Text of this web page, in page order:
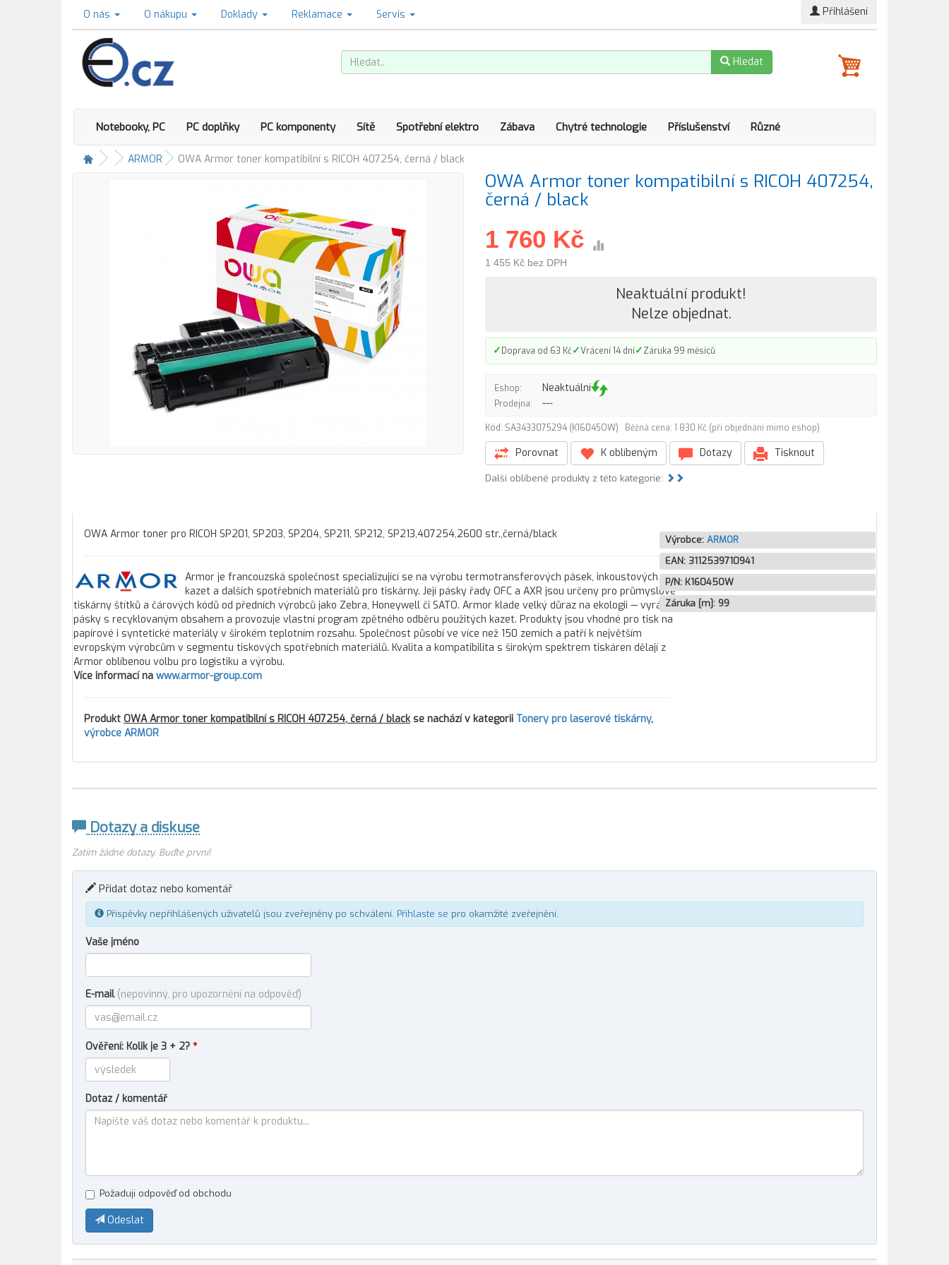
O nás O nákupu Doklady Reklamace Servis Přihlášení
Hledat
Notebooky, PC PC doplňky PC komponenty Sítě Spotřební elektro Zábava Chytré technologie Příslušenství Různé
ARMOR OWA Armor toner kompatibilní s RICOH 407254, černá / black
OWA Armor toner kompatibilní s RICOH 407254,
černá / black
1 760 Kč
1 455 Kč bez DPH
Neaktuální produkt!
Nelze objednat.
✓Doprava od 63 Kč✓Vrácení 14 dní✓Záruka 99 měsíců
Eshop: Neaktuální
Prodejna: ---
Kód: SA3433075294 (K16045OW) Běžná cena: 1 830 Kč (při objednání mimo eshop)
Porovnat K oblíbeným Dotazy Tisknout
Další oblíbené produkty z této kategorie:
OWA Armor toner pro RICOH SP201, SP203, SP204, SP211, SP212, SP213,407254,2600 str.,černá/black
Armor je francouzská společnost specializující se na výrobu termotransferových pásek, inkoustových
kazet a dalších spotřebních materiálů pro tiskárny. Její pásky řady OFC a AXR jsou určeny pro průmyslové
tiskárny štítků a čárových kódů od předních výrobců jako Zebra, Honeywell či SATO. Armor klade velký důraz na ekologii — vyrábí
pásky s recyklovaným obsahem a provozuje vlastní program zpětného odběru použitých kazet. Produkty jsou vhodné pro tisk na
papírové i syntetické materiály v širokém teplotním rozsahu. Společnost působí ve více než 150 zemích a patří k největším
evropským výrobcům v segmentu tiskových spotřebních materiálů. Kvalita a kompatibilita s širokým spektrem tiskáren dělají z
Armor oblíbenou volbu pro logistiku a výrobu.
Více informací na www.armor-group.com
Produkt OWA Armor toner kompatibilní s RICOH 407254, černá / blackse nachází v kategorii Tonery pro laserové tiskárny,
výrobce ARMOR
Výrobce: ARMOR
EAN: 3112539710941
P/N: K16045OW
Záruka [m]: 99
Dotazy a diskuse
Zatím žádné dotazy. Buďte první!
Přidat dotaz nebo komentář
Příspěvky nepřihlášených uživatelů jsou zveřejněny po schválení. Přihlaste se pro okamžité zveřejnění.
Vaše jméno
E-mail (nepovinný, pro upozornění na odpověď)
Ověření: Kolik je 3 + 2? *
Dotaz / komentář
Požaduji odpověď od obchodu
Odeslat